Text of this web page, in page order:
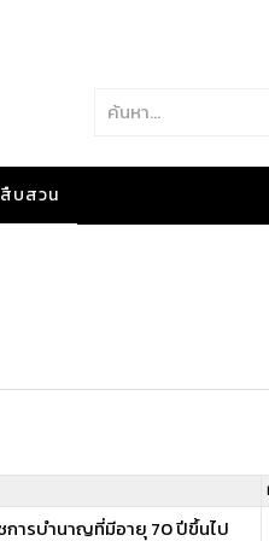
บสวน
ชการบำนาญที่มีอายุ 70 ปีขึ้นไป